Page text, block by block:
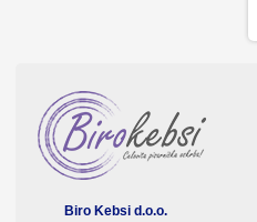
Biro Kebsi d.o.o.